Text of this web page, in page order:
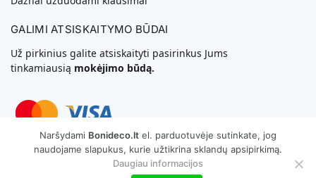
GALIMI ATSISKAITYMO BŪDAI
Už pirkinius galite atsiskaityti pasirinkus Jums
tinkamiausią mokėjimo būdą.
Svetainių Kūrimas
Naršydami Bonideco.lt el. parduotuvėje sutinkate, jog
naudojame slapukus, kurie užtikrina sklandų apsipirkimą.
Daugiau informacijos